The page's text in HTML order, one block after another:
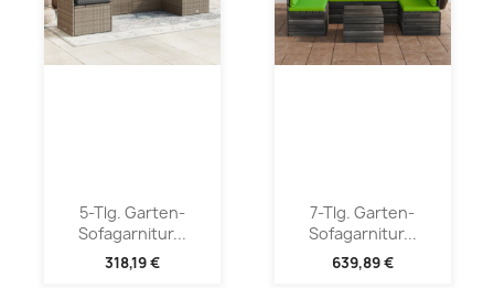
5-Tlg. Garten-
Sofagarnitur...
318,19 €
7-Tlg. Garten-
Sofagarnitur...
639,89 €